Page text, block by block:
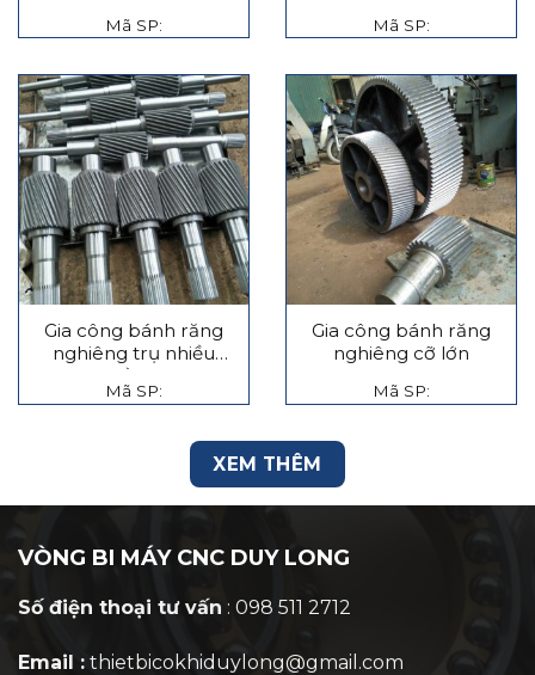
Mã SP: Mã SP:
Gia công bánh răng
nghiêng trụ nhiều
tầng
Mã SP:
Gia công bánh răng
nghiêng cỡ lớn
Mã SP:
XEM THÊM
VÒNG BI MÁY CNC DUY LONG
Số điện thoại tư vấn : 098 511 2712
Email : thietbicokhiduylong@gmail.com